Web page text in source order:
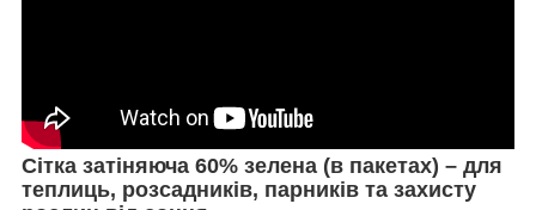
Сітка затіняюча 60% зелена (в пакетах) – для
теплиць, розсадників, парників та захисту